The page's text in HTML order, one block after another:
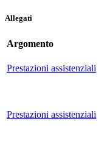
Allegati
Argomento
Prestazioni assistenziali
Prestazioni assistenziali